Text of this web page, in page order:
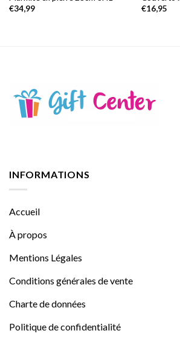
€34,99
€16,95
INFORMATIONS
Accueil
À propos
Mentions Légales
Conditions générales de vente
Charte de données
Politique de confidentialité